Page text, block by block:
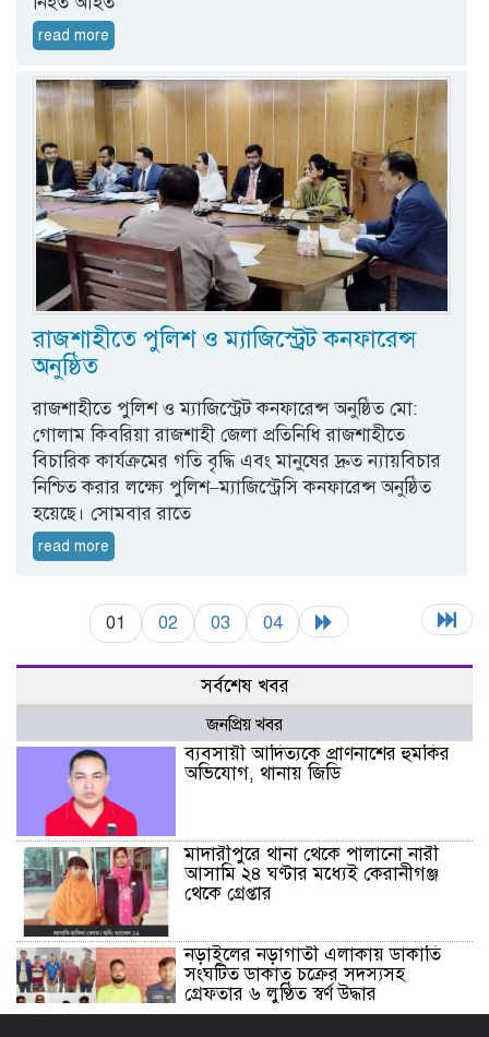
read more
রাজশাহীতে পুলিশ ও ম্যাজিস্ট্রেট কনফারেন্স
অনুষ্ঠিত
রাজশাহীতে পুলিশ ও ম্যাজিস্ট্রেট কনফারেন্স অনুষ্ঠিত মো:
গোলাম কিবরিয়া রাজশাহী জেলা প্রতিনিধি রাজশাহীতে
বিচারিক কার্যক্রমের গতি বৃদ্ধি এবং মানুষের দ্রুত ন্যায়বিচার
নিশ্চিত করার লক্ষ্যে পুলিশ–ম্যাজিস্ট্রেসি কনফারেন্স অনুষ্ঠিত
হয়েছে। সোমবার রাতে
read more
01 02 03 04
সর্বশেষ খবর
জনপ্রিয় খবর
ব্যবসায়ী আদিত্যকে প্রাণনাশের হুমকির
অভিযোগ, থানায় জিডি
মাদারীপুরে থানা থেকে পালানো নারী
আসামি ২৪ ঘণ্টার মধ্যেই কেরানীগঞ্জ
থেকে গ্রেপ্তার
নড়াইলের নড়াগাতী এলাকায় ডাকাতি
সংঘটিত ডাকাত চক্রের সদস্যসহ
গ্রেফতার ৬ লুণ্ঠিত স্বর্ণ উদ্ধার